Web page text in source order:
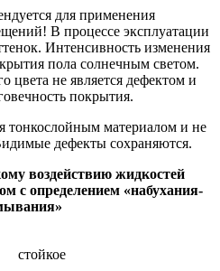
для применения
В процессе эксплуатации
Интенсивность изменения
пола солнечным светом.
цвета не является дефектом и
покрытия.
тонкослойным материалом и не
дефекты сохраняются.
воздействию жидкостей
с определением «набухания-
стойкое